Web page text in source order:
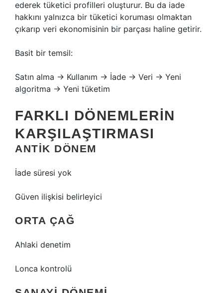
ederek tüketici profilleri oluşturur. Bu da iade
hakkını yalnızca bir tüketici koruması olmaktan
çıkarıp veri ekonomisinin bir parçası haline getirir.
Basit bir temsil:
Satın alma → Kullanım → İade → Veri → Yeni
algoritma → Yeni tüketim
FARKLI DÖNEMLERIN
KARŞILAŞTIRMASI
ANTIK DÖNEM
İade süresi yok
Güven ilişkisi belirleyici
ORTA ÇAĞ
Ahlaki denetim
Lonca kontrolü